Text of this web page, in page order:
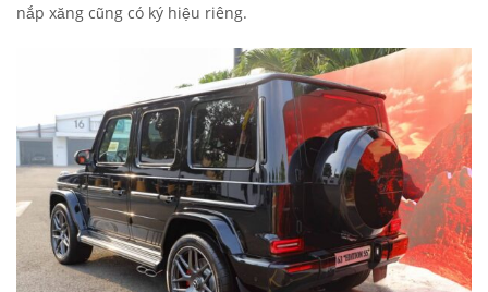
nắp xăng cũng có ký hiệu riêng.